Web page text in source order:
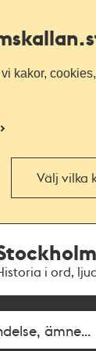
kakor,
Välj vilka
i ord,